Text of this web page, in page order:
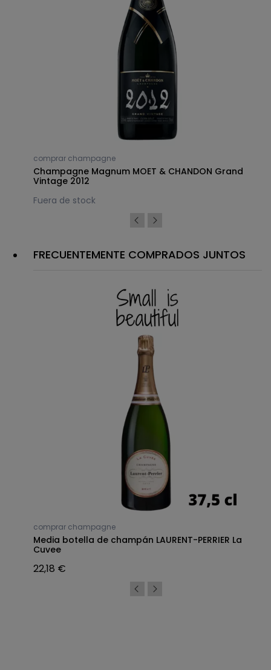
comprar champagne
Champagne Magnum MOET & CHANDON Grand
Vintage 2012
Fuera de stock
FRECUENTEMENTE COMPRADOS JUNTOS
comprar champagne
Media botella de champán LAURENT-PERRIER La
Cuvee
22,18 €